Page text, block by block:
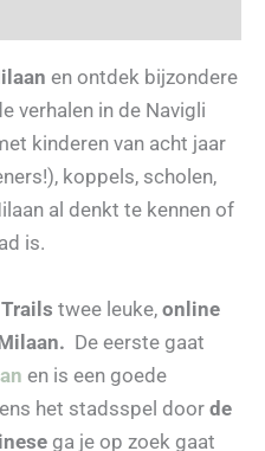
en ontdek bijzondere
verhalen in de Navigli
kinderen van acht jaar
koppels, scholen,
al denkt te kennen of
is.
twee leuke, online
De eerste gaat
en is een goede
het stadsspel door de
ga je op zoek gaat